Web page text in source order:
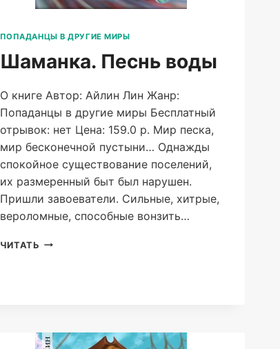
ПОПАДАНЦЫ В ДРУГИЕ МИРЫ
Шаманка. Песнь воды
О книге Автор: Айлин Лин Жанр:
Попаданцы в другие миры Бесплатный
отрывок: нет Цена: 159.0 р. Мир песка,
мир бесконечной пустыни… Однажды
спокойное существование поселений,
их размеренный быт был нарушен.
Пришли завоеватели. Сильные, хитрые,
вероломные, способные вонзить…
ЧИТАТЬ ШАМАНКА.